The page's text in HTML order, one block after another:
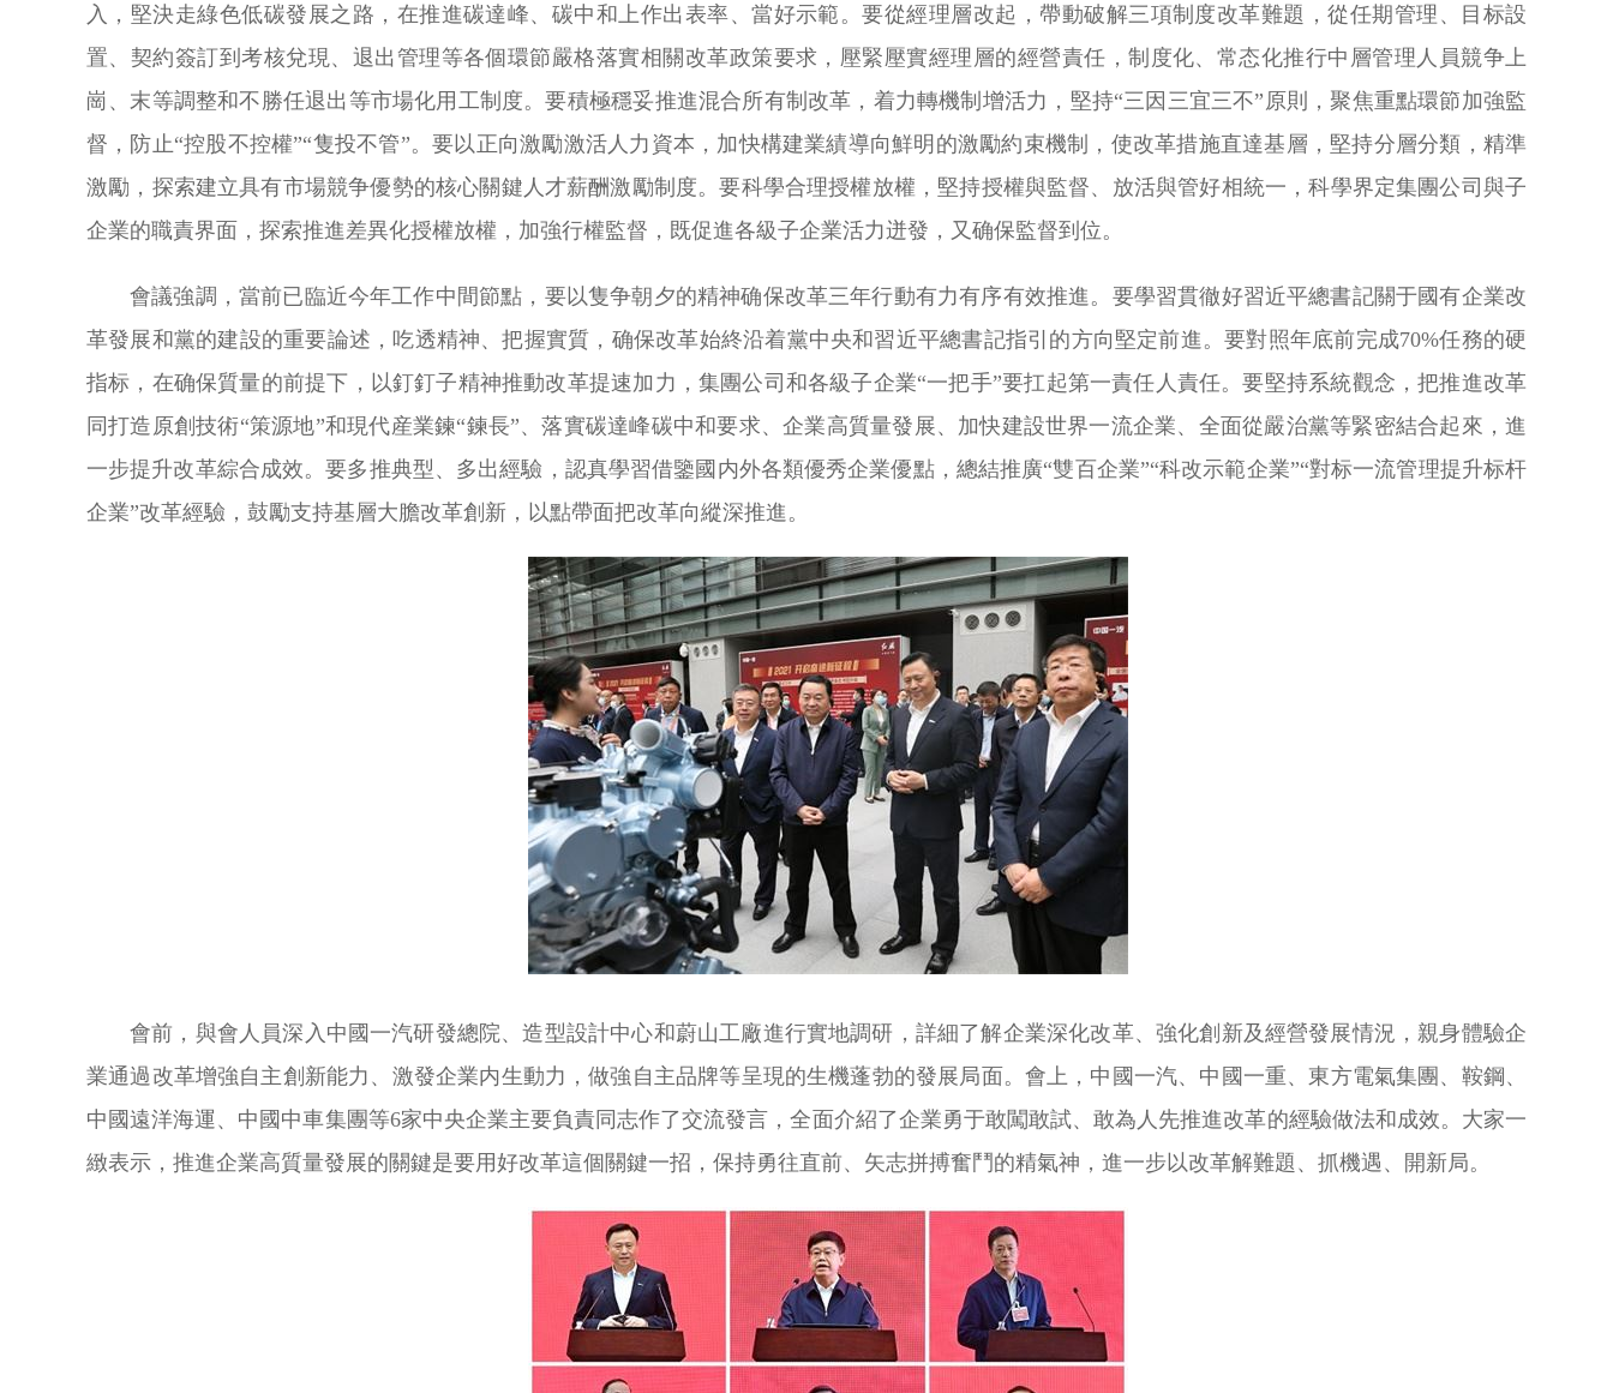
入，堅決走綠色低碳發展之路，在推進碳達峰、碳中和上作出表率、當好示範。要從經理層改起，帶動破解三項制度改革難題，從任期管理、目标設
置、契約簽訂到考核兌現、退出管理等各個環節嚴格落實相關改革政策要求，壓緊壓實經理層的經營責任，制度化、常态化推行中層管理人員競争上
崗、末等調整和不勝任退出等市場化用工制度。要積極穩妥推進混合所有制改革，着力轉機制增活力，堅持“三因三宜三不”原則，聚焦重點環節加強監
督，防止“控股不控權”“隻投不管”。要以正向激勵激活人力資本，加快構建業績導向鮮明的激勵約束機制，使改革措施直達基層，堅持分層分類，精準
激勵，探索建立具有市場競争優勢的核心關鍵人才薪酬激勵制度。要科學合理授權放權，堅持授權與監督、放活與管好相統一，科學界定集團公司與子
企業的職責界面，探索推進差異化授權放權，加強行權監督，既促進各級子企業活力迸發，又确保監督到位。
會議強調，當前已臨近今年工作中間節點，要以隻争朝夕的精神确保改革三年行動有力有序有效推進。要學習貫徹好習近平總書記關于國有企業改
革發展和黨的建設的重要論述，吃透精神、把握實質，确保改革始終沿着黨中央和習近平總書記指引的方向堅定前進。要對照年底前完成70%任務的硬
指标，在确保質量的前提下，以釘釘子精神推動改革提速加力，集團公司和各級子企業“一把手”要扛起第一責任人責任。要堅持系統觀念，把推進改革
同打造原創技術“策源地”和現代産業鍊“鍊長”、落實碳達峰碳中和要求、企業高質量發展、加快建設世界一流企業、全面從嚴治黨等緊密結合起來，進
一步提升改革綜合成效。要多推典型、多出經驗，認真學習借鑒國内外各類優秀企業優點，總結推廣“雙百企業”“科改示範企業”“對标一流管理提升标杆
企業”改革經驗，鼓勵支持基層大膽改革創新，以點帶面把改革向縱深推進。
會前，與會人員深入中國一汽研發總院、造型設計中心和蔚山工廠進行實地調研，詳細了解企業深化改革、強化創新及經營發展情況，親身體驗企
業通過改革增強自主創新能力、激發企業内生動力，做強自主品牌等呈現的生機蓬勃的發展局面。會上，中國一汽、中國一重、東方電氣集團、鞍鋼、
中國遠洋海運、中國中車集團等6家中央企業主要負責同志作了交流發言，全面介紹了企業勇于敢闖敢試、敢為人先推進改革的經驗做法和成效。大家一
緻表示，推進企業高質量發展的關鍵是要用好改革這個關鍵一招，保持勇往直前、矢志拼搏奮鬥的精氣神，進一步以改革解難題、抓機遇、開新局。